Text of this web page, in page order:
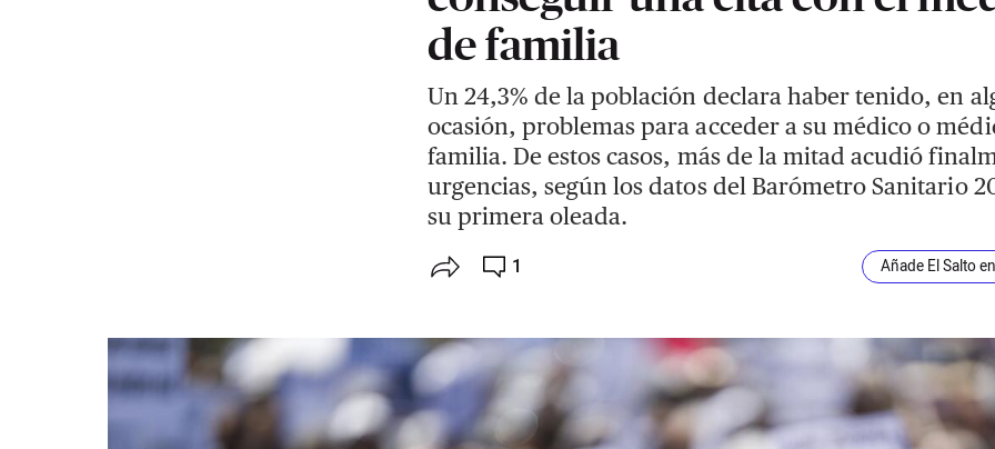
de familia
Un 24,3% de la población declara haber tenido, en
ocasión, problemas para acceder a su médico o
familia. De estos casos, más de la mitad acudió
urgencias, según los datos del Barómetro Sanitario
su primera oleada.
1 Añade El Salto